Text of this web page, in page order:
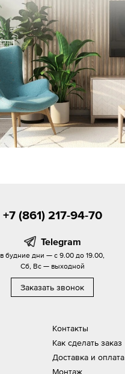
Контакты
Как сделать заказ
Доставка и оплата
Монтаж
+7 (861) 217-94-70
Telegram
в будние дни — с 9.00 до 19.00,
Сб, Вс — выходной
Заказать звонок